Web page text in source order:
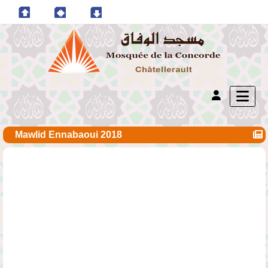
Mawlid Ennabaoui 2018